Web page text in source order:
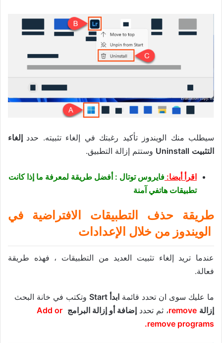
سيطلب منك الويندوز تأكيد رغبتك في إلغاء تثبيته. حدد إلغاء
التثبيت Uninstall وستتم إزالة التطبيق.
اقرأ أيضا: فايروس توتال : أفضل طريقة لمعرفة ما إذا كانت
تطبيقات هاتفي آمنة
طريقة حذف التطبيقات الافتراضية في
الويندوز من خلال الإعدادات
عندما تريد إلغاء تثبيت العديد من التطبيقات ، فهذه طريقة
فعالة.
ما عليك سوى ان تحدد قائمة ابدأ Start
وتكتب في خانة البحث
إزالة remove، ثم تحدد إضافة أو إزالة البرامج Add or
remove programs.